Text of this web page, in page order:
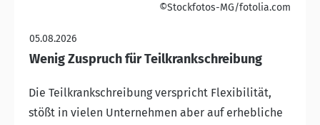
©Stockfotos-MG/fotolia.com
05.08.2026
Wenig Zuspruch für Teilkrankschreibung
Die Teilkrankschreibung verspricht Flexibilität,
stößt in vielen Unternehmen aber auf erhebliche